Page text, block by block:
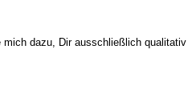
dazu, Dir ausschließlich qualitativ